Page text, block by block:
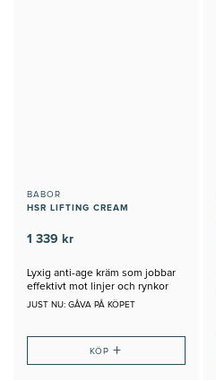
BABOR
HSR LIFTING CREAM
1 339 kr
Lyxig anti-age kräm som jobbar
effektivt mot linjer och rynkor
JUST NU: GÅVA PÅ KÖPET
KÖP+